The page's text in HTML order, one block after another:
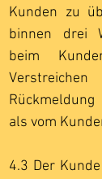
Kunden zu
binnen drei
beim
als vom
4.3 Der